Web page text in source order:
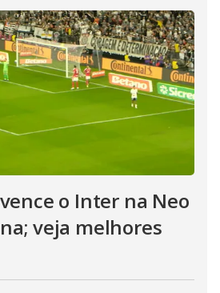
o Inter na Neo
veja melhores